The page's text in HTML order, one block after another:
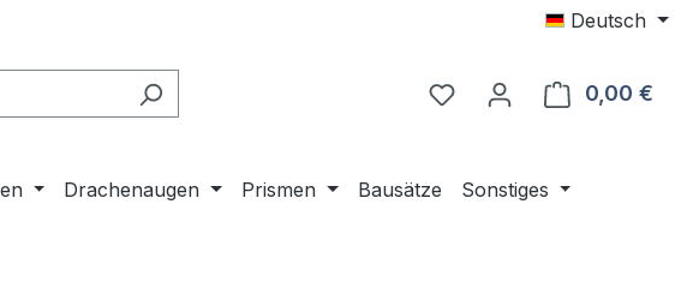
Deutsch
0,00 €
Drachenaugen Prismen Bausätze Sonstiges